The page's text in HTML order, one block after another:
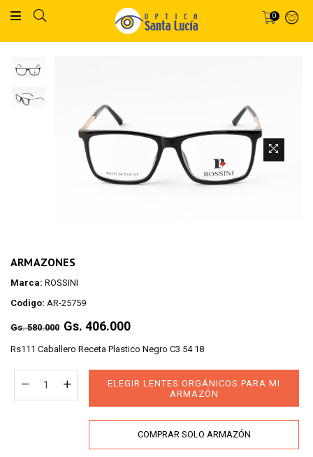
0
ARMAZONES
Marca: ROSSINI
Codigo: AR-25759
Regular
Gs. 580.000 Gs. 406.000
Rs111 Caballero Receta Plastico Negro C3 54 18
ELEGIR LENTES ORGÁNICOS PARA MI
ARMAZÓN
COMPRAR SOLO ARMAZÓN